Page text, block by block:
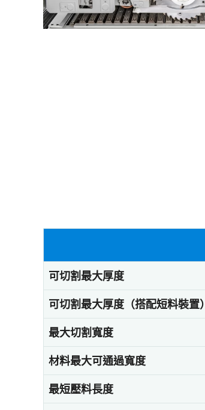
可切割最大厚度
可切割最大厚度（搭配短料裝置）
最大切割寬度
材料最大可通過寬度
最短壓料長度